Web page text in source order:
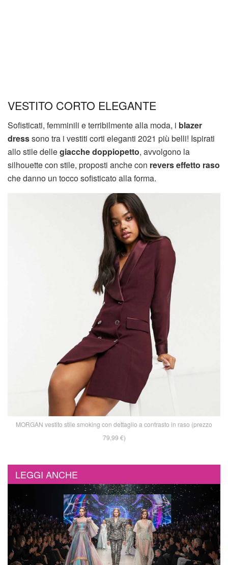
VESTITO CORTO ELEGANTE
Sofisticati, femminili e terribilmente alla moda, i blazer
dresssono tra i vestiti corti eleganti 2021 più belli! Ispirati
allo stile dellegiacche doppiopetto, avvolgono la
silhouette con stile, proposti anche con revers effetto raso
che danno un tocco sofisticato alla forma.
MORGAN vestito stile smoking con dettaglio a contrasto in raso (prezzo
79,99 €)
LEGGI ANCHE